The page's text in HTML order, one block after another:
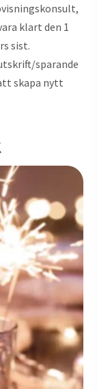
klart den 1
sist.
sparande
skapa nytt